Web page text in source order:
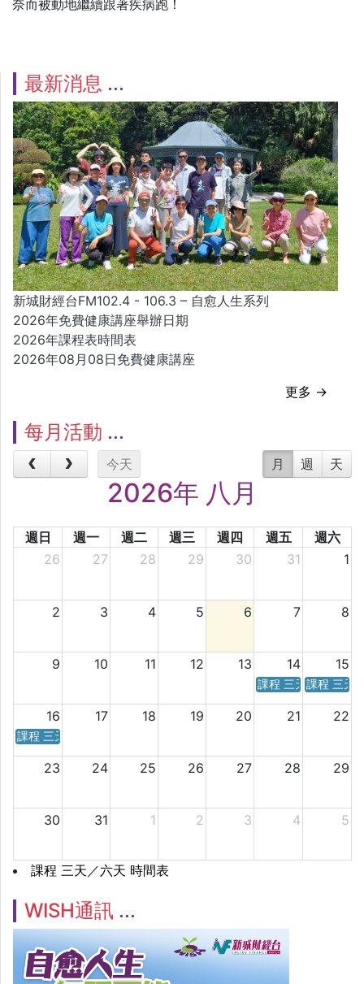
奈而被動地繼續跟著疾病跑！
最新消息
新城財經台FM102.4 - 106.3 – 自愈人生系列
2026年免費健康講座舉辦日期
2026年課程表時間表
2026年08月08日免費健康講座
更多 →
每月活動
今天 月 週 天
2026年 八月
週日 週一 週二 週三 週四 週五
週六
26
27 28 29 30 31 1
2 3 4 5 6 7 8
9 10 11 12 13 14 15
課程 三天／六天 時
課程 三天
16 17 18 19 20 21 22
課程 三天／六天 時間表
23 24 25 26 27 28 29
30 31 1 2 3 4 5
課程 三天／六天 時間表
WISH通訊